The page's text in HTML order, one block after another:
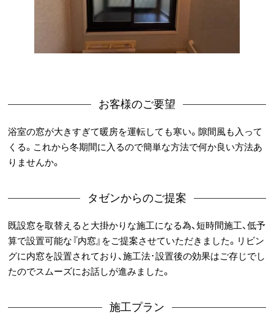
お客様のご要望
浴室の窓が大きすぎて暖房を運転しても寒い。隙間風も入って
くる。これから冬期間に入るので簡単な方法で何か良い方法あ
りませんか。
タゼンからのご提案
既設窓を取替えると大掛かりな施工になる為、短時間施工、低予
算で設置可能な『内窓』をご提案させていただきました。リビン
グに内窓を設置されており、施工法･設置後の効果はご存じでし
たのでスムーズにお話しが進みました。
施工プラン